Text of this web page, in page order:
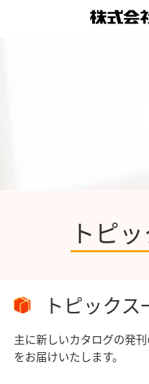
トピ
トピックス
主に新しいカタログの発
をお届けいたします。